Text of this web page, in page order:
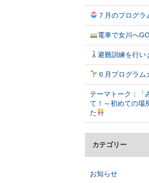
７月のプログラ
電車で女川へ
避難訓練を行い
６月プログラム
テーマトーク：「
て！～初めての場
た
カテゴリー
お知らせ